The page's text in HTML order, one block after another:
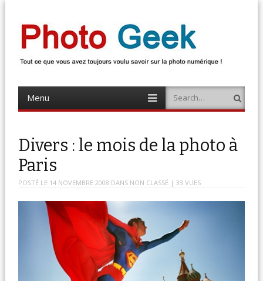
Photo Geek
Menu
content
Search
Divers : le mois de la photo à
Paris
POSTÉ LE 14 NOVEMBRE 2008 DANS NON CLASSÉ | 33 VUES